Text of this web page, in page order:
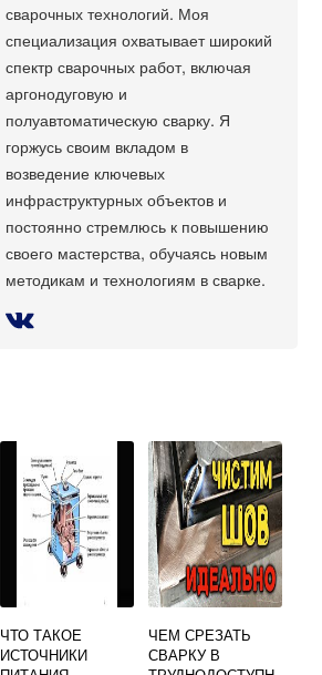
сварочных технологий. Моя
специализация охватывает широкий
спектр сварочных работ, включая
аргонодуговую и
полуавтоматическую сварку. Я
горжусь своим вкладом в
возведение ключевых
инфраструктурных объектов и
постоянно стремлюсь к повышению
своего мастерства, обучаясь новым
методикам и технологиям в сварке.
ЧТО ТАКОЕ
ИСТОЧНИКИ
ЧЕМ СРЕЗАТЬ
СВАРКУ В